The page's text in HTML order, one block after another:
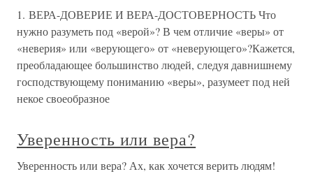
1. ВЕРА-ДОВЕРИЕ И ВЕРА-ДОСТОВЕРНОСТЬ Что
нужно разуметь под «верой»? В чем отличие «веры» от
«неверия» или «верующего» от «неверующего»?Кажется,
преобладающее большинство людей, следуя давнишнему
господствующему пониманию «веры», разумеет под ней
некое своеобразное
Уверенность или вера?
Уверенность или вера? Ах, как хочется верить людям!